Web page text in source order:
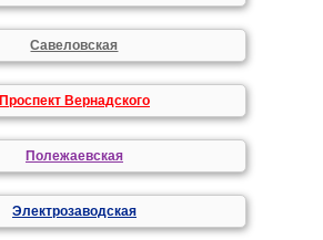
Савеловская
Проспект Вернадского
Полежаевская
Электрозаводская